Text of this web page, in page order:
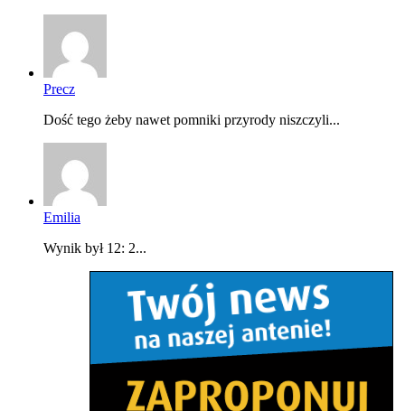
Precz
Dość tego żeby nawet pomniki przyrody niszczyli...
Emilia
Wynik był 12: 2...